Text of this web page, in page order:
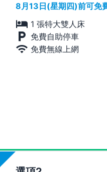
8月13日(星期四)前可免
1 張特大雙人床
免費自助停車
免費無線上網